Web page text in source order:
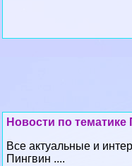
Новости по тематике
Все актуальные и
Пингвин ....